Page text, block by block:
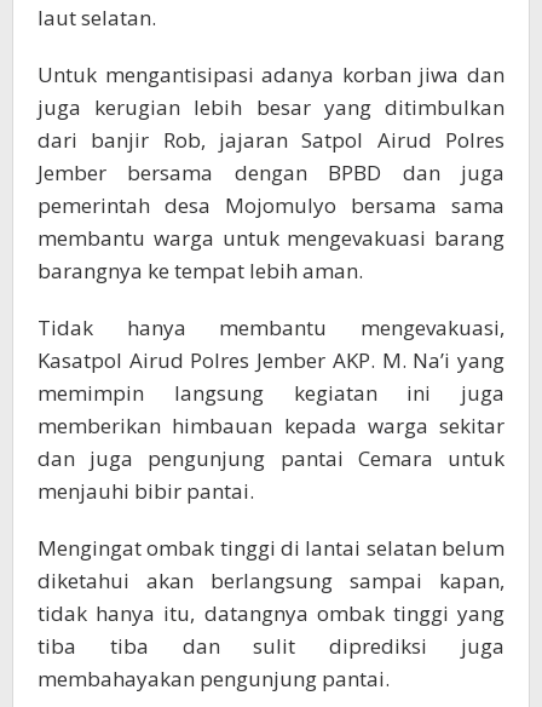
laut selatan.
Untuk mengantisipasi adanya korban jiwa dan
juga kerugian lebih besar yang ditimbulkan
dari banjir Rob, jajaran Satpol Airud Polres
Jember bersama dengan BPBD dan juga
pemerintah desa Mojomulyo bersama sama
membantu warga untuk mengevakuasi barang
barangnya ke tempat lebih aman.
Tidak hanya membantu mengevakuasi,
Kasatpol Airud Polres Jember AKP. M. Na’i yang
memimpin langsung kegiatan ini juga
memberikan himbauan kepada warga sekitar
dan juga pengunjung pantai Cemara untuk
menjauhi bibir pantai.
Mengingat ombak tinggi di lantai selatan belum
diketahui akan berlangsung sampai kapan,
tidak hanya itu, datangnya ombak tinggi yang
tiba tiba dan sulit diprediksi juga
membahayakan pengunjung pantai.